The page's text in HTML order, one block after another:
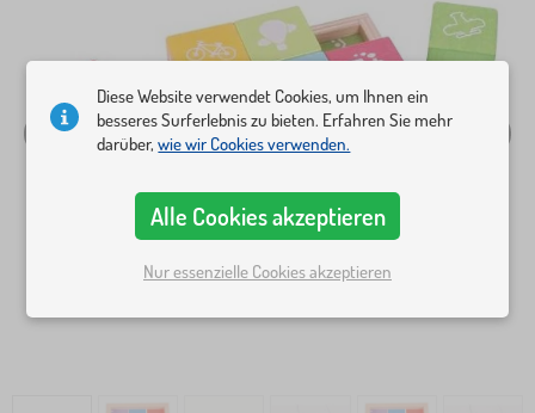
Diese Website verwendet Cookies, um Ihnen ein
besseres Surferlebnis zu bieten. Erfahren Sie mehr
darüber,wie wir Cookies verwenden.
Alle Cookies akzeptieren
Nur essenzielle Cookies akzeptieren